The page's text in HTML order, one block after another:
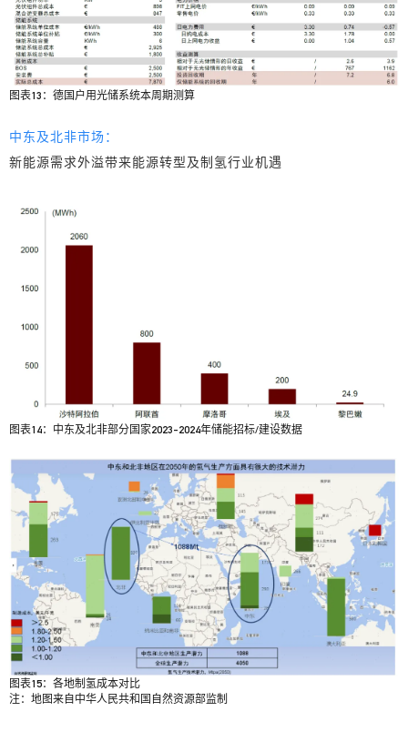
图表13：德国户用光储系统本周期测算
中东及北非市场：
新能源需求外溢带来能源转型及制氢行业机遇
图表14：中东及北非部分国家2023-2024年储能招标/建设数据
图表15：各地制氢成本对比
注：地图来自中华人民共和国自然资源部监制